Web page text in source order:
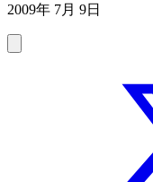
2009年 7月 9日